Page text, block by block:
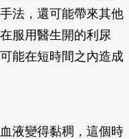
法，還可能帶來其他
服用醫生開的利尿
能在短時間之內造成
液變得黏稠，這個時